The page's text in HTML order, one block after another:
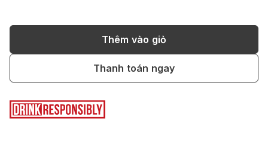
Thêm vào giỏ
Thanh toán ngay